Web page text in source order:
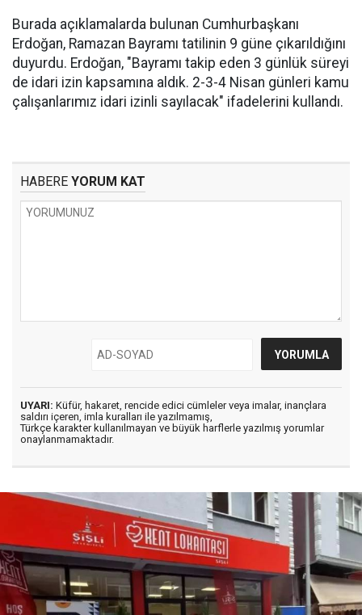
Burada açıklamalarda bulunan Cumhurbaşkanı
Erdoğan, Ramazan Bayramı tatilinin 9 güne çıkarıldığını
duyurdu. Erdoğan, "Bayramı takip eden 3 günlük süreyi
de idari izin kapsamına aldık. 2-3-4 Nisan günleri kamu
çalışanlarımız idari izinli sayılacak" ifadelerini kullandı.
HABERE YORUM KAT
UYARI: Küfür, hakaret, rencide edici cümleler veya imalar, inançlara
saldırı içeren, imla kuralları ile yazılmamış,
Türkçe karakter kullanılmayan ve büyük harflerle yazılmış yorumlar
onaylanmamaktadır.